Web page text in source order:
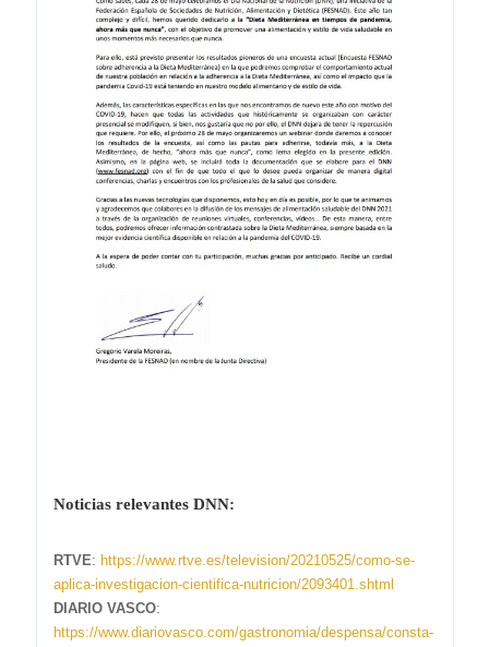
Noticias relevantes DNN:
RTVE: https://www.rtve.es/television/20210525/como-se-
aplica-investigacion-cientifica-nutricion/2093401.shtml
DIARIO VASCO:
https://www.diariovasco.com/gastronomia/despensa/consta-